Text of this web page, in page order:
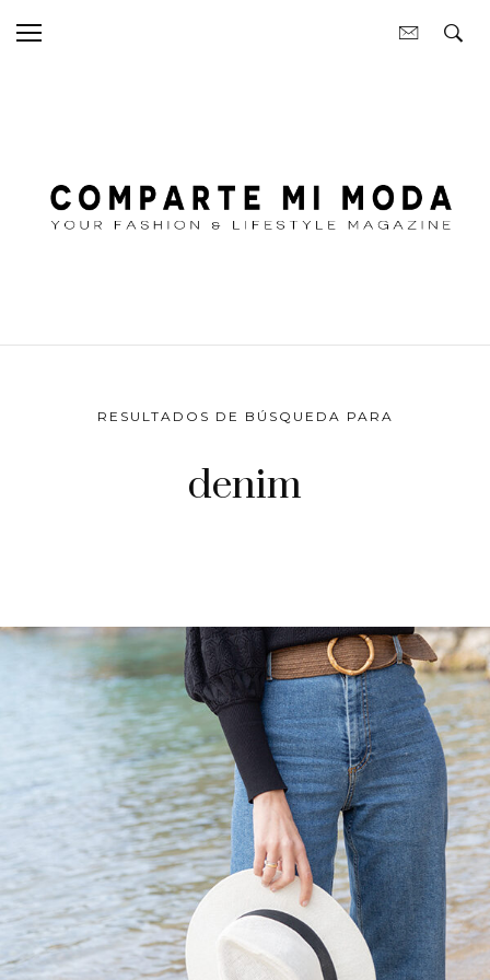
RESULTADOS DE BÚSQUEDA PARA
denim